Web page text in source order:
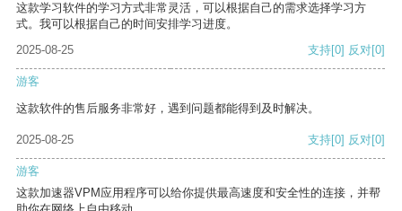
这款学习软件的学习方式非常灵活，可以根据自己的需求选择学习方
式。我可以根据自己的时间安排学习进度。
2025-08-25
支持[0] 反对[0]
游客
这款软件的售后服务非常好，遇到问题都能得到及时解决。
2025-08-25 支持[0] 反对[0]
游客
这款加速器VPM应用程序可以给你提供最高速度和安全性的连接，并帮